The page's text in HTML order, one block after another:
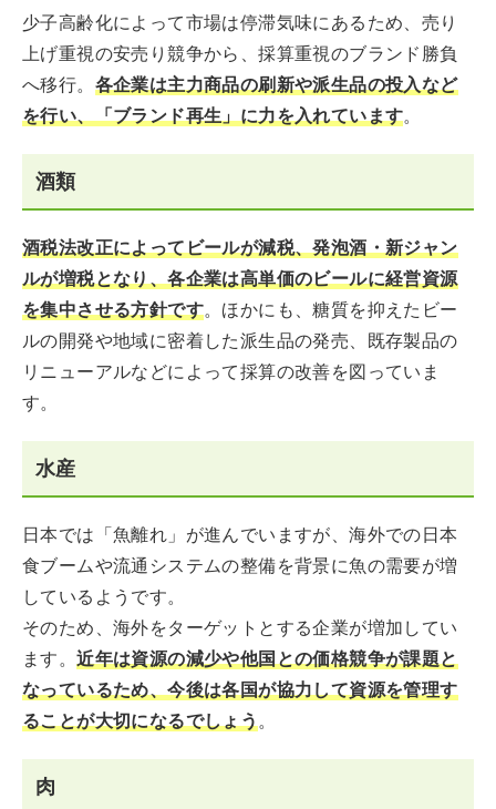
少子高齢化によって市場は停滞気味にあるため、売り
上げ重視の安売り競争から、採算重視のブランド勝負
へ移行。 各企業は主力商品の刷新や派生品の投入など
を行い、「ブランド再生」に力を入れています。
酒類
酒税法改正によってビールが減税、発泡酒・新ジャン
ルが増税となり、各企業は高単価のビールに経営資源
を集中させる方針です。ほかにも、糖質を抑えたビー
ルの開発や地域に密着した派生品の発売、既存製品の
リニューアルなどによって採算の改善を図っていま
す。
水産
日本では「魚離れ」が進んでいますが、海外での日本
食ブームや流通システムの整備を背景に魚の需要が増
しているようです。
そのため、海外をターゲットとする企業が増加してい
ます。近年は資源の減少や他国との価格競争が課題と
なっているため、今後は各国が協力して資源を管理す
ることが大切になるでしょう。
肉